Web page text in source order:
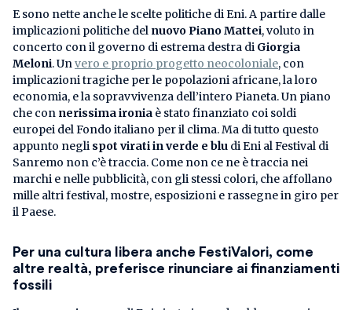
E sono nette anche le scelte politiche di Eni. A partire dalle
implicazioni politiche del nuovo Piano Mattei, voluto in
concerto con il governo di estrema destra di Giorgia
Meloni. Unvero e proprio progetto neocoloniale, con
implicazioni tragiche per le popolazioni africane, la loro
economia, e la sopravvivenza dell’intero Pianeta. Un piano
che con nerissima ironia è stato finanziato coi soldi
europei del Fondo italiano per il clima. Ma di tutto questo
appunto negli spot virati in verde e blu di Eni al Festival di
Sanremo non c’è traccia. Come non ce ne è traccia nei
marchi e nelle pubblicità, con gli stessi colori, che affollano
mille altri festival, mostre, esposizioni e rassegne in giro per
il Paese.
Per una cultura libera anche FestiValori, come
altre realtà, preferisce rinunciare ai finanziamenti
fossili